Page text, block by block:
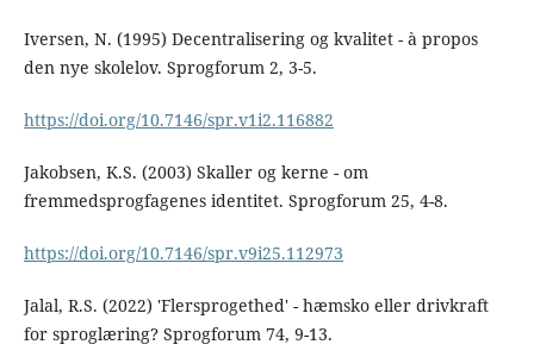
Iversen, N. (1995) Decentralisering og kvalitet - à propos
den nye skolelov. Sprogforum 2, 3-5.
https://doi.org/10.7146/spr.v1i2.116882
Jakobsen, K.S. (2003) Skaller og kerne - om
fremmedsprogfagenes identitet. Sprogforum 25, 4-8.
https://doi.org/10.7146/spr.v9i25.112973
Jalal, R.S. (2022) 'Flersprogethed' - hæmsko eller drivkraft
for sproglæring? Sprogforum 74, 9-13.